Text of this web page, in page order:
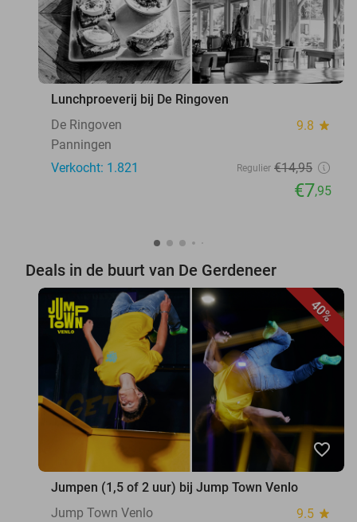
Lunchproeverij bij De Ringoven
De Ringoven
9.8 star
Panningen
Verkocht: 1.821
Regulier €14,95
€7,95
Deals in de buurt van De Gerdeneer
40%
favorite_border
Jumpen (1,5 of 2 uur) bij Jump Town Venlo
Jump Town Venlo
9.5 star